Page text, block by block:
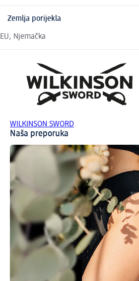
Zemlja porijekla
EU, Njemačka
WILKINSON SWORD
Naša preporuka